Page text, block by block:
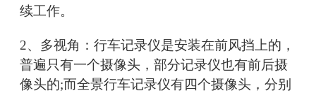
续工作。
2、多视角：行车记录仪是安装在前风挡上的，
普遍只有一个摄像头，部分记录仪也有前后摄
像头的;而全景行车记录仪有四个摄像头，分别